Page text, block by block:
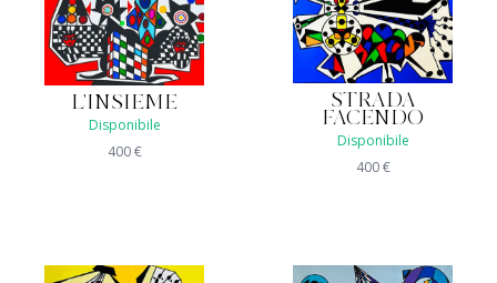
L'INSIEME
Disponibile
400€
STRADA
FACENDO
Disponibile
400€